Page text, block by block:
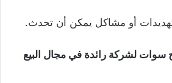
أو مشاكل يمكن أن تحدث.
سوات لشركة رائدة في مجال البيع